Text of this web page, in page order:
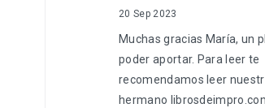
20 Sep 2023
Muchas gracias María, un
poder aportar. Para leer te
recomendamos leer
hermano